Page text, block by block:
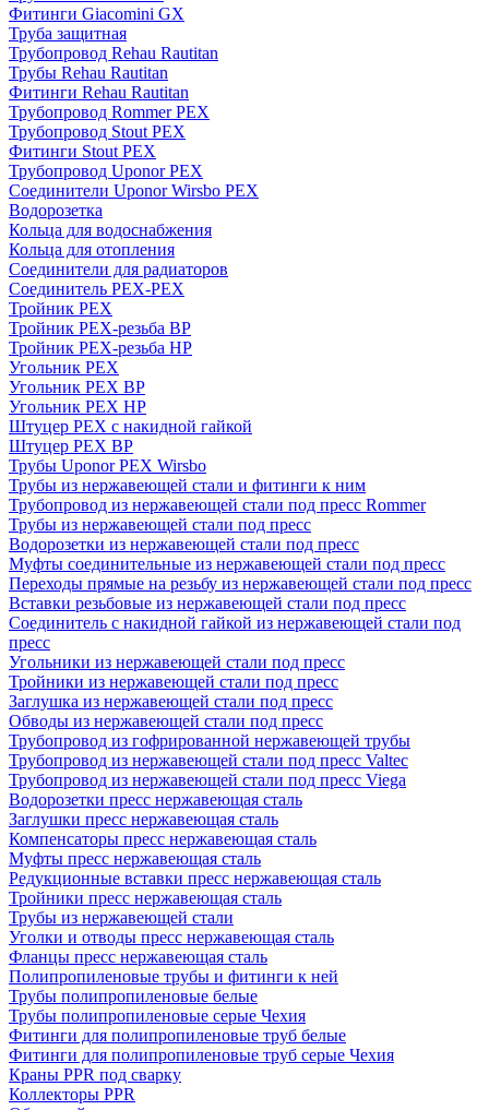
Фитинги Giacomini GX
Труба защитная
Трубопровод Rehau Rautitan
Трубы Rehau Rautitan
Фитинги Rehau Rautitan
Трубопровод Rommer PEX
Трубопровод Stout PEX
Фитинги Stout PEX
Трубопровод Uponor PEX
Соединители Uponor Wirsbo PEX
Водорозетка
Кольца для водоснабжения
Кольца для отопления
Соединители для радиаторов
Соединитель PEX-PEX
Тройник PEX
Тройник PEX-резьба ВР
Тройник PEX-резьба НР
Угольник PEX
Угольник PEX ВР
Угольник PEX НР
Штуцер PEX c накидной гайкой
Штуцер PEX ВР
Трубы Uponor PEX Wirsbo
Трубы из нержавеющей стали и фитинги к ним
Трубопровод из нержавеющей стали под пресс Rommer
Трубы из нержавеющей стали под пресс
Водорозетки из нержавеющей стали под пресс
Муфты соединительные из нержавеющей стали под пресс
Переходы прямые на резьбу из нержавеющей стали под пресс
Вставки резьбовые из нержавеющей стали под пресс
Соединитель с накидной гайкой из нержавеющей стали под
пресс
Угольники из нержавеющей стали под пресс
Тройники из нержавеющей стали под пресс
Заглушка из нержавеющей стали под пресс
Обводы из нержавеющей стали под пресс
Трубопровод из гофрированной нержавеющей трубы
Трубопровод из нержавеющей стали под пресс Valtec
Трубопровод из нержавеющей стали под пресс Viega
Водорозетки пресс нержавеющая сталь
Заглушки пресс нержавеющая сталь
Компенсаторы пресс нержавеющая сталь
Муфты пресс нержавеющая сталь
Редукционные вставки пресс нержавеющая сталь
Тройники пресс нержавеющая сталь
Трубы из нержавеющей стали
Уголки и отводы пресс нержавеющая сталь
Фланцы пресс нержавеющая сталь
Полипропиленовые трубы и фитинги к ней
Трубы полипропиленовые белые
Трубы полипропиленовые серые Чехия
Фитинги для полипропиленовые труб белые
Фитинги для полипропиленовые труб серые Чехия
Краны PPR под сварку
Коллекторы PPR